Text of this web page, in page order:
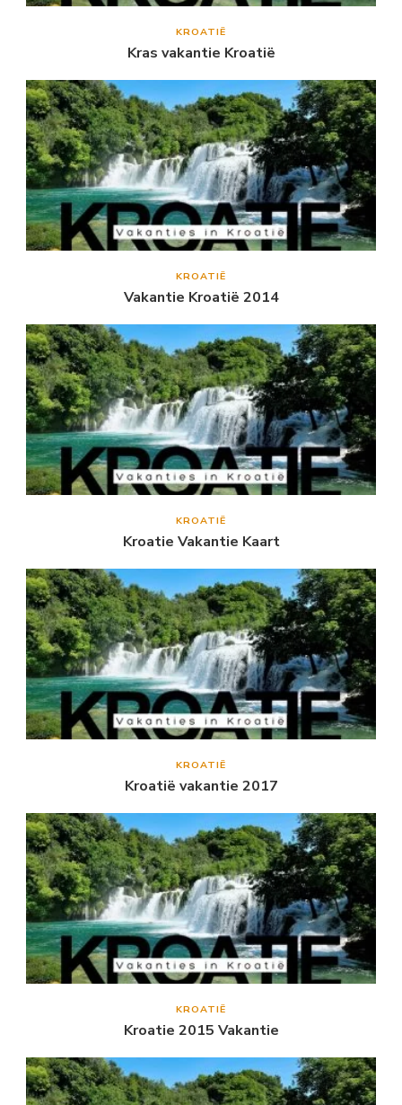
KROATIË
Kras vakantie Kroatië
KROATIË
Vakantie Kroatië 2014
KROATIË
Kroatie Vakantie Kaart
KROATIË
Kroatië vakantie 2017
KROATIË
Kroatie 2015 Vakantie